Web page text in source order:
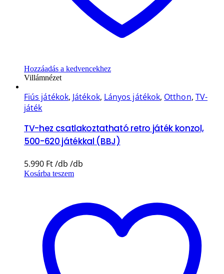
Hozzáadás a kedvencekhez
Villámnézet
Fiús játékok, Játékok, Lányos játékok, Otthon, TV-
játék
TV-hez csatlakoztatható retro játék konzol,
500-620 játékkal (BBJ)
5.990 Ft
Kosárba teszem